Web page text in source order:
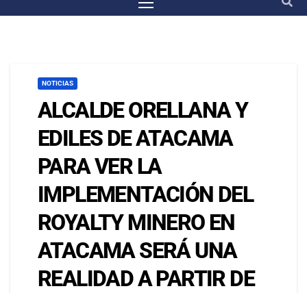
NOTICIAS
ALCALDE ORELLANA Y
EDILES DE ATACAMA
PARA VER LA
IMPLEMENTACIÓN DEL
ROYALTY MINERO EN
ATACAMA SERÁ UNA
REALIDAD A PARTIR DE